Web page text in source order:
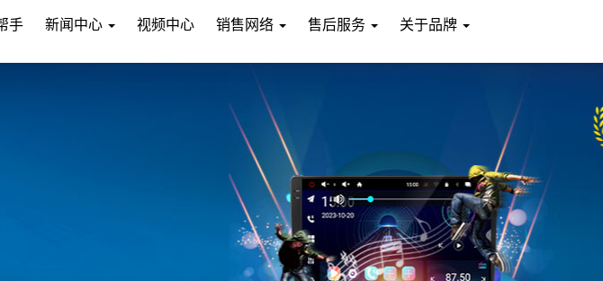
手 新闻中心 视频中心 销售网络 售后服务 关于品牌